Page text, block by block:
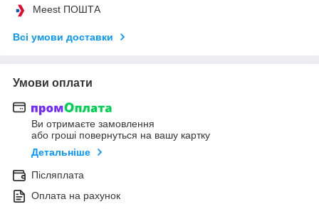
Meest ПОШТА
Всі умови доставки
Умови оплати
Ви отримаєте замовлення
або гроші повернуться на вашу картку
Детальніше
Післяплата
Оплата на рахунок